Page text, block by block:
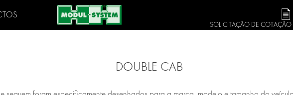
SOLICITAÇÃO DE COTAÇÃO
DOUBLE CAB